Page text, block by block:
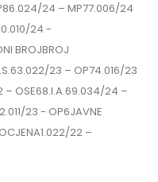
24 – MP77.006/24
24 -
BROJBROJ
23 – OP74.016/23
– OSE68.I.A.69.034/24 –
23 - OP6JAVNE
22 –